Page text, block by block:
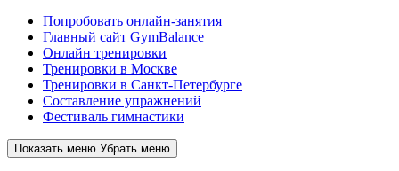
Попробовать онлайн-занятия
Главный сайт GymBalance
Онлайн тренировки
Тренировки в Москве
Тренировки в Санкт-Петербурге
Составление упражнений
Фестиваль гимнастики
Показать меню Убрать меню